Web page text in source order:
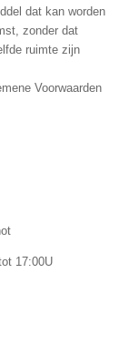
dat kan worden
zonder dat
ruimte zijn
Voorwaarden
17:00U